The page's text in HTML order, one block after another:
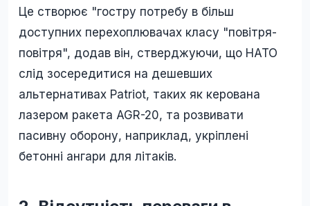
Це створює "гостру потребу в більш
доступних перехоплювачах класу "повітря-
повітря", додав він, стверджуючи, що НАТО
слід зосередитися на дешевших
альтернативах Patriot, таких як керована
лазером ракета AGR-20, та розвивати
пасивну оборону, наприклад, укріплені
бетонні ангари для літаків.